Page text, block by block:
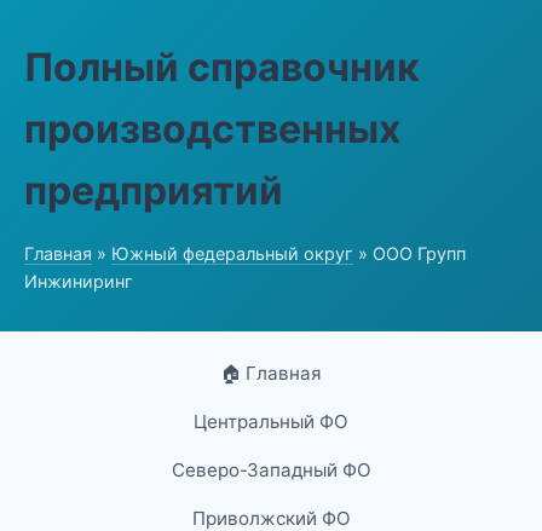
Полный справочник
производственных
предприятий
Главная » Южный федеральный округ » ООО Групп
Инжиниринг
🏠 Главная
Центральный ФО
Северо-Западный ФО
Приволжский ФО